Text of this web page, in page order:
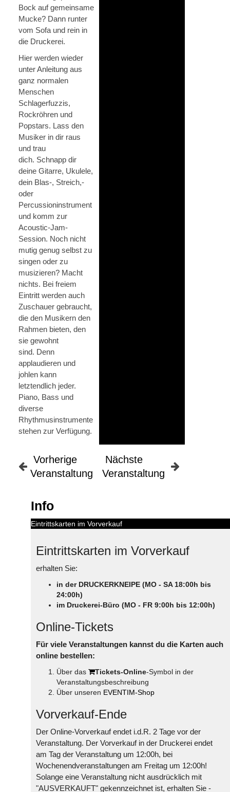
Bock auf gemeinsame
Mucke? Dann runter
vom Sofa und rein in
die Druckerei.
Hier werden wieder
unter Anleitung aus
ganz normalen
Menschen
Schlagerfuzzis,
Rockröhren und
Popstars. Lass den
Musiker in dir raus
und trau
dich. Schnapp dir
deine Gitarre, Ukulele,
dein Blas-, Streich,-
oder
Percussioninstrument
und komm zur
Acoustic-Jam-
Session. Noch nicht
mutig genug selbst zu
singen oder zu
musizieren? Macht
nichts. Bei freiem
Eintritt werden auch
Zuschauer gebraucht,
die den Musikern den
Rahmen bieten, den
sie gewohnt
sind. Denn
applaudieren und
johlen kann
letztendlich jeder.
Piano, Bass und
diverse
Rhythmusinstrumente
stehen zur Verfügung.
Vorherige
Veranstaltung
Nächste
Veranstaltung
Info
Eintrittskarten im Vorverkauf
Eintrittskarten im Vorverkauf
erhalten Sie:
in der DRUCKERKNEIPE (MO - SA 18:00h bis
24:00h)
im Druckerei-Büro (MO - FR 9:00h bis 12:00h)
Online-Tickets
Für viele Veranstaltungen kannst du die Karten auch
online bestellen:
Über das Tickets-Online-Symbol in der
Veranstaltungsbeschreibung
Über unseren EVENTIM-Shop
Vorverkauf-Ende
Der Online-Vorverkauf endet i.d.R. 2 Tage vor der
Veranstaltung. Der Vorverkauf in der Druckerei endet
am Tag der Veranstaltung um 12:00h, bei
Wochenendveranstaltungen am Freitag um 12:00h!
Solange eine Veranstaltung nicht ausdrücklich mit
"AUSVERKAUFT" gekennzeichnet ist, erhalten Sie -